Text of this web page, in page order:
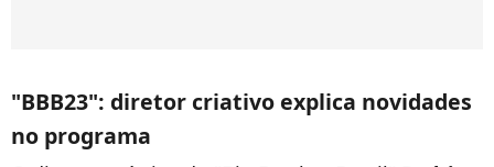
"BBB23": diretor criativo explica novidades
no programa